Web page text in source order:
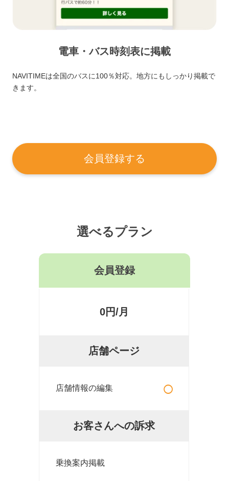
電車・バス時刻表に掲載
NAVITIMEは全国のバスに100％対応。地方にもしっかり掲載で
きます。
会員登録する
選べるプラン
会員登録
0円/月
店舗ページ
店舗情報の編集 ○
お客さんへの訴求
乗換案内掲載